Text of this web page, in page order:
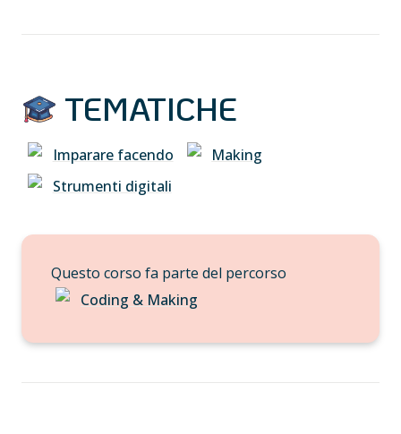
TEMATICHE
Imparare facendo
Making
Strumenti digitali
Questo corso fa parte del percorso
Coding & Making